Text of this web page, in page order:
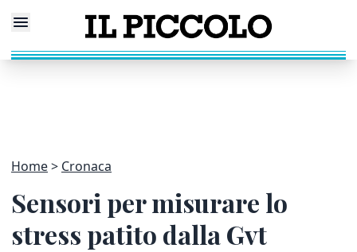
Home Cronaca
Sensori per misurare lo
stress patito dalla Gvt